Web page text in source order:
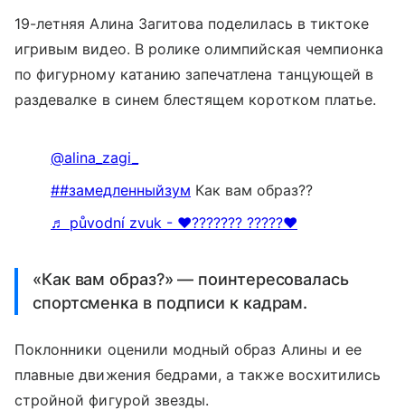
19-летняя Алина Загитова поделилась в тиктоке
игривым видео. В ролике олимпийская чемпионка
по фигурному катанию запечатлена танцующей в
раздевалке в синем блестящем коротком платье.
@alina_zagi_
##замедленныйзум Как вам образ??
♬ původní zvuk - ❤︎??????? ?????❤︎
«Как вам образ?» — поинтересовалась
спортсменка в подписи к кадрам.
Поклонники оценили модный образ Алины и ее
плавные движения бедрами, а также восхитились
стройной фигурой звезды.